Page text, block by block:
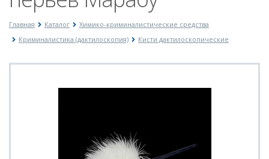
Главная Каталог
Химико-криминалистические средства
Криминалистика (дактилоскопия)
Кисти дактилоскопические